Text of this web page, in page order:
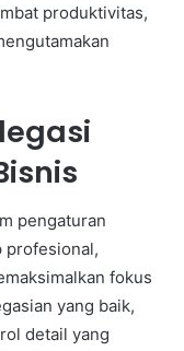
produktivitas,
pengaturan
profesional,
fokus
yang baik,
detail yang